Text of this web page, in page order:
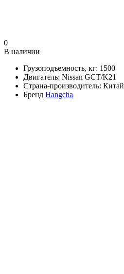
0
В наличии
Грузоподъемность, кг: 1500
Двигатель: Nissan GCT/K21
Страна-производитель: Китай
Бренд Hangcha